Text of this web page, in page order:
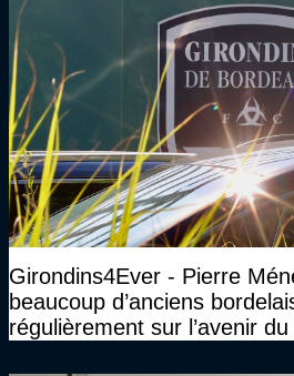
Girondins4Ever - Pierre
beaucoup d’anciens
régulièrement sur l’avenir